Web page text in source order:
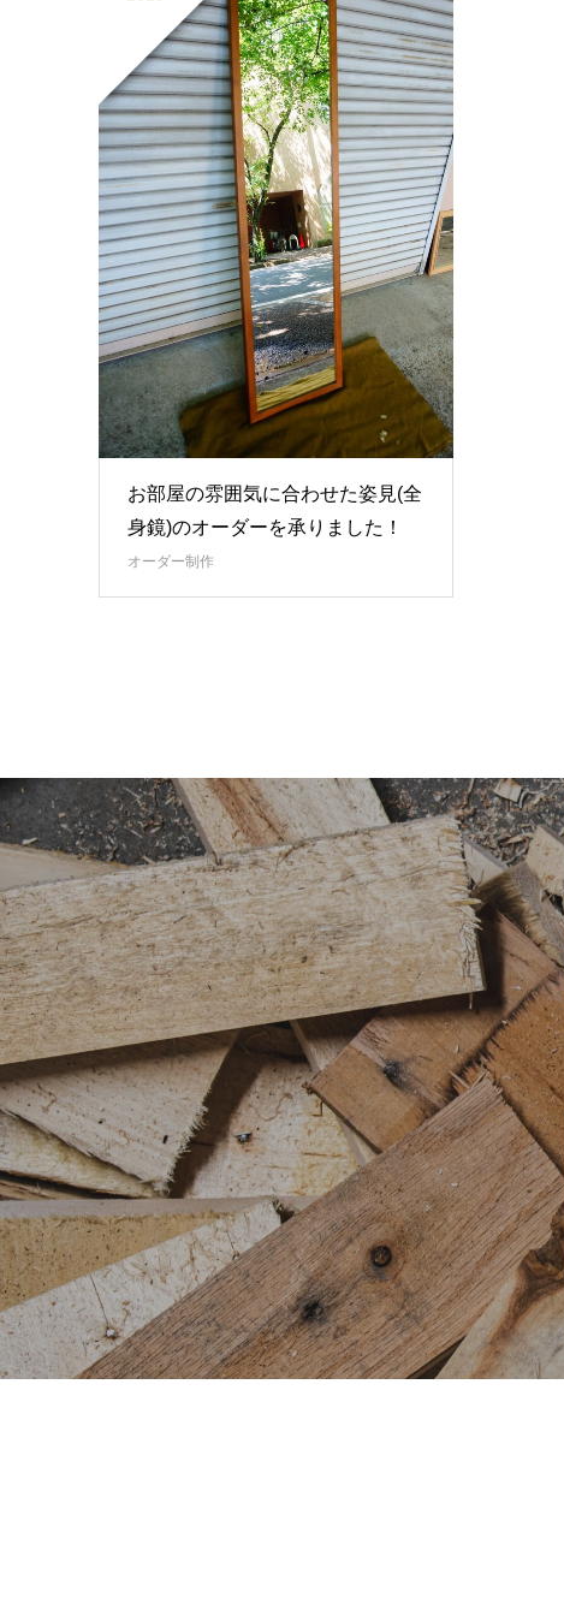
お部屋の雰囲気に合わせた姿見(全
身鏡)のオーダーを承りました！
オーダー制作